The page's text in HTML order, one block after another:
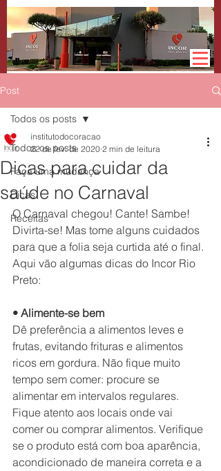
Post
Todos os posts
Faça uma mudança
Dicas
Receitas
Todos os posts
Dicas para cuidar da
saúde no Carnaval
institutodocoracao
22 de fev. de 2020 2 min de leitura
O Carnaval chegou! Cante! Sambe!
Divirta-se! Mas tome alguns cuidados
para que a folia seja curtida até o final.
Aqui vão algumas dicas do Incor Rio
Preto:
• Alimente-se bem
Dê preferência a alimentos leves e
frutas, evitando frituras e alimentos
ricos em gordura. Não fique muito
tempo sem comer: procure se
alimentar em intervalos regulares.
Fique atento aos locais onde vai
comer ou comprar alimentos. Verifique
se o produto está com boa aparência,
acondicionado de maneira correta e a